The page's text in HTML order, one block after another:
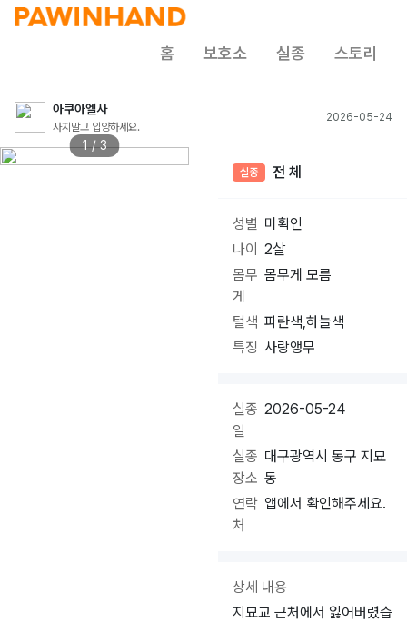
홈 보호소 실종 스토리
아쿠아엘사
사지말고 입양하세요.
2026-05-24
1 / 3
실종 전 체
성별 미확인
나이
2살
몸무
게
몸무게 모름
털색 파란색,하늘색
특징 사랑앵무
실종
일
2026-05-24
실종
장소
대구광역시 동구 지묘
동
연락
처
앱에서 확인해주세요.
상세 내용
지묘교 근처에서 잃어버렸습